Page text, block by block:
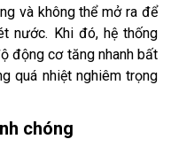
và không thể mở ra để
nước. Khi đó, hệ thống
động cơ tăng nhanh bất
quá nhiệt nghiêm trọng
chóng